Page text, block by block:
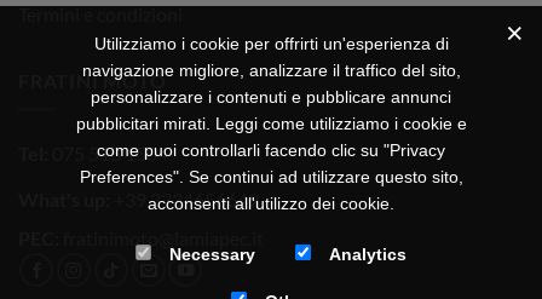
Termini e condizioni
FRATINI MOTO
075 518 1504
+39 3334656649
Utilizziamo i cookie per offrirti un'esperienza di
navigazione migliore, analizzare il traffico del sito,
personalizzare i contenuti e pubblicare annunci
pubblicitari mirati. Leggi come utilizziamo i cookie e
come puoi controllarli facendo clic su "Privacy
Preferences". Se continui ad utilizzare questo sito,
acconsenti all'utilizzo dei cookie.
Necessary Analytics